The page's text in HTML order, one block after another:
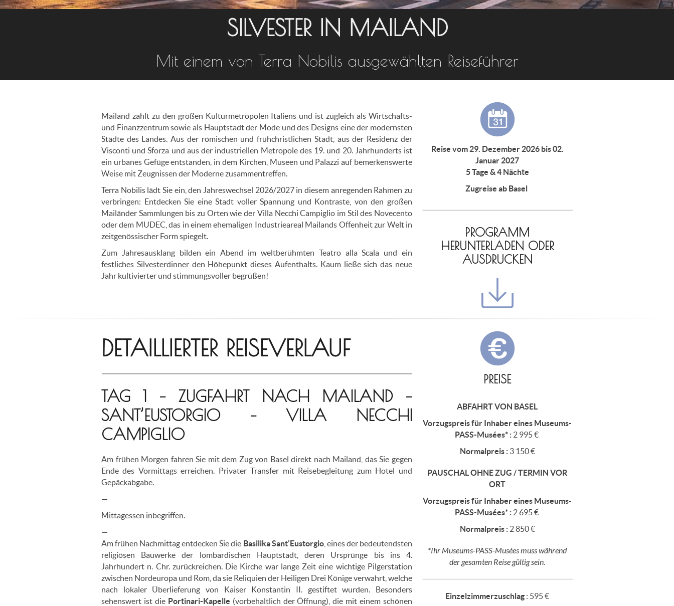
SILVESTER IN MAILAND
Mit einem von Terra Nobilis ausgewählten Reiseführer
Mailand zählt zu den großen Kulturmetropolen Italiens und ist zugleich als Wirtschafts-
und Finanzzentrum sowie als Hauptstadt der Mode und des Designs eine der modernsten
Städte des Landes. Aus der römischen und frühchristlichen Stadt, aus der Residenz der
Visconti und Sforza und aus der industriellen Metropole des 19. und 20. Jahrhunderts ist
ein urbanes Gefüge entstanden, in dem Kirchen, Museen und Palazzi auf bemerkenswerte
Weise mit Zeugnissen der Moderne zusammentreffen.
Terra Nobilis lädt Sie ein, den Jahreswechsel 2026/2027 in diesem anregenden Rahmen zu
verbringen: Entdecken Sie eine Stadt voller Spannung und Kontraste, von den großen
Mailänder Sammlungen bis zu Orten wie der Villa Necchi Campiglio im Stil des Novecento
oder dem MUDEC, das in einem ehemaligen Industrieareal Mailands Offenheit zur Welt in
zeitgenössischer Form spiegelt.
Zum Jahresausklang bilden ein Abend im weltberühmten Teatro alla Scala und ein
festliches Silvesterdinner den Höhepunkt dieses Aufenthalts. Kaum ließe sich das neue
Jahr kultivierter und stimmungsvoller begrüßen!
Reise vom 29. Dezember 2026 bis 02.
Januar 2027
5 Tage & 4 Nächte
Zugreise ab Basel
PROGRAMM
HERUNTERLADEN ODER
AUSDRUCKEN
DETAILLIERTER REISEVERLAUF
TAG 1 – ZUGFAHRT NACH MAILAND –
SANT’EUSTORGIO – VILLA NECCHI
CAMPIGLIO
Am frühen Morgen fahren Sie mit dem Zug von Basel direkt nach Mailand, das Sie gegen
Ende des Vormittags erreichen. Privater Transfer mit Reisebegleitung zum Hotel und
Gepäckabgabe.
—
Mittagessen inbegriffen.
—
Am frühen Nachmittag entdecken Sie die Basilika Sant’Eustorgio, eines der bedeutendsten
religiösen Bauwerke der lombardischen Hauptstadt, deren Ursprünge bis ins 4.
Jahrhundert n. Chr. zurückreichen. Die Kirche war lange Zeit eine wichtige Pilgerstation
zwischen Nordeuropa und Rom, da sie Reliquien der Heiligen Drei Könige verwahrt, welche
nach lokaler Überlieferung von Kaiser Konstantin II. gestiftet wurden. Besonders
sehenswert ist die Portinari-Kapelle (vorbehaltlich der Öffnung), die mit einem schönen
PREISE
ABFAHRT VON BASEL
Vorzugspreis für Inhaber eines Museums-
PASS-Musées* :2 995 €
Normalpreis : 3 150 €
PAUSCHAL OHNE ZUG / TERMIN VOR
ORT
Vorzugspreis für Inhaber eines Museums-
PASS-Musées* : 2 695 €
Normalpreis : 2 850 €
*Ihr Museums-PASS-Musées muss während
der gesamten Reise gültig sein.
Einzelzimmerzuschlag : 595 €